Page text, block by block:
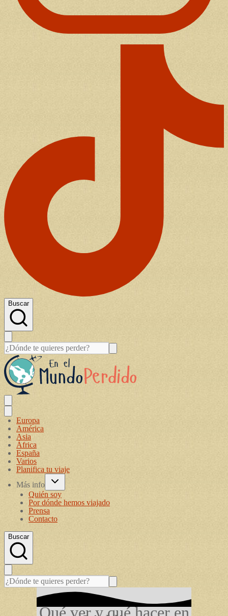
Buscar
Europa
América
Asia
África
España
Varios
Planifica tu viaje
Más info
Quién soy
Por dónde hemos viajado
Prensa
Contacto
Buscar